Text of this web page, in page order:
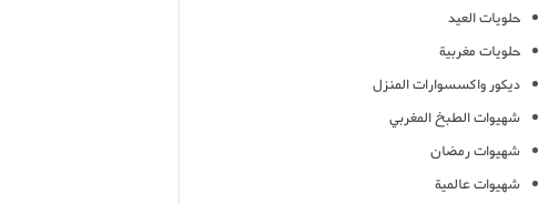
حلويات العيد
حلويات مغربية
ديكور واكسسوارات المنزل
شهيوات الطبخ المغربي
شهيوات رمضان
شهيوات عالمية